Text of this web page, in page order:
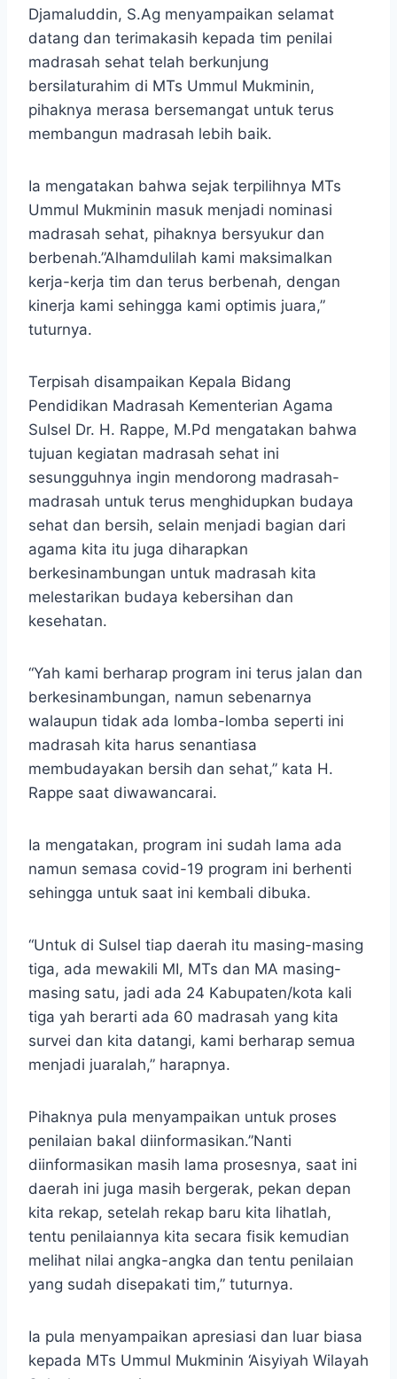
Djamaluddin, S.Ag menyampaikan selamat
datang dan terimakasih kepada tim penilai
madrasah sehat telah berkunjung
bersilaturahim di MTs Ummul Mukminin,
pihaknya merasa bersemangat untuk terus
membangun madrasah lebih baik.
Ia mengatakan bahwa sejak terpilihnya MTs
Ummul Mukminin masuk menjadi nominasi
madrasah sehat, pihaknya bersyukur dan
berbenah.”Alhamdulilah kami maksimalkan
kerja-kerja tim dan terus berbenah, dengan
kinerja kami sehingga kami optimis juara,”
tuturnya.
Terpisah disampaikan Kepala Bidang
Pendidikan Madrasah Kementerian Agama
Sulsel Dr. H. Rappe, M.Pd mengatakan bahwa
tujuan kegiatan madrasah sehat ini
sesungguhnya ingin mendorong madrasah-
madrasah untuk terus menghidupkan budaya
sehat dan bersih, selain menjadi bagian dari
agama kita itu juga diharapkan
berkesinambungan untuk madrasah kita
melestarikan budaya kebersihan dan
kesehatan.
“Yah kami berharap program ini terus jalan dan
berkesinambungan, namun sebenarnya
walaupun tidak ada lomba-lomba seperti ini
madrasah kita harus senantiasa
membudayakan bersih dan sehat,” kata H.
Rappe saat diwawancarai.
Ia mengatakan, program ini sudah lama ada
namun semasa covid-19 program ini berhenti
sehingga untuk saat ini kembali dibuka.
“Untuk di Sulsel tiap daerah itu masing-masing
tiga, ada mewakili MI, MTs dan MA masing-
masing satu, jadi ada 24 Kabupaten/kota kali
tiga yah berarti ada 60 madrasah yang kita
survei dan kita datangi, kami berharap semua
menjadi juaralah,” harapnya.
Pihaknya pula menyampaikan untuk proses
penilaian bakal diinformasikan.”Nanti
diinformasikan masih lama prosesnya, saat ini
daerah ini juga masih bergerak, pekan depan
kita rekap, setelah rekap baru kita lihatlah,
tentu penilaiannya kita secara fisik kemudian
melihat nilai angka-angka dan tentu penilaian
yang sudah disepakati tim,” tuturnya.
Ia pula menyampaikan apresiasi dan luar biasa
kepada MTs Ummul Mukminin ‘Aisyiyah Wilayah